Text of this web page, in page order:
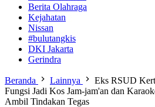
Berita Olahraga
Kejahatan
Nissan
#bulutangkis
DKI Jakarta
Gerindra
Beranda Lainnya
Eks RSUD
Fungsi Jadi Kos Jam-jam'an dan
Ambil Tindakan Tegas